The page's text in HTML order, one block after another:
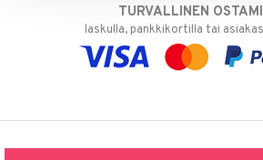
TURVALLINEN
laskulla, pankkikortilla tai